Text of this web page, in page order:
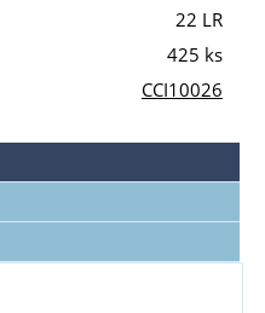
22 LR
425 ks
CCI10026